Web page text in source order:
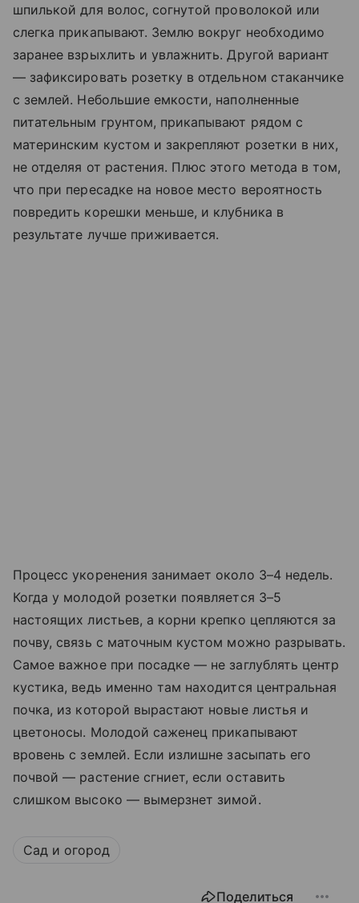
шпилькой для волос, согнутой проволокой или
слегка прикапывают. Землю вокруг необходимо
заранее взрыхлить и увлажнить. Другой вариант
— зафиксировать розетку в отдельном стаканчике
с землей. Небольшие емкости, наполненные
питательным грунтом, прикапывают рядом с
материнским кустом и закрепляют розетки в них,
не отделяя от растения. Плюс этого метода в том,
что при пересадке на новое место вероятность
повредить корешки меньше, и клубника в
результате лучше приживается.
Процесс укоренения занимает около 3–4 недель.
Когда у молодой розетки появляется 3–5
настоящих листьев, а корни крепко цепляются за
почву, связь с маточным кустом можно разрывать.
Самое важное при посадке — не заглублять центр
кустика, ведь именно там находится центральная
почка, из которой вырастают новые листья и
цветоносы. Молодой саженец прикапывают
вровень с землей. Если излишне засыпать его
почвой — растение сгниет, если оставить
слишком высоко — вымерзнет зимой.
Сад и огород
Поделиться